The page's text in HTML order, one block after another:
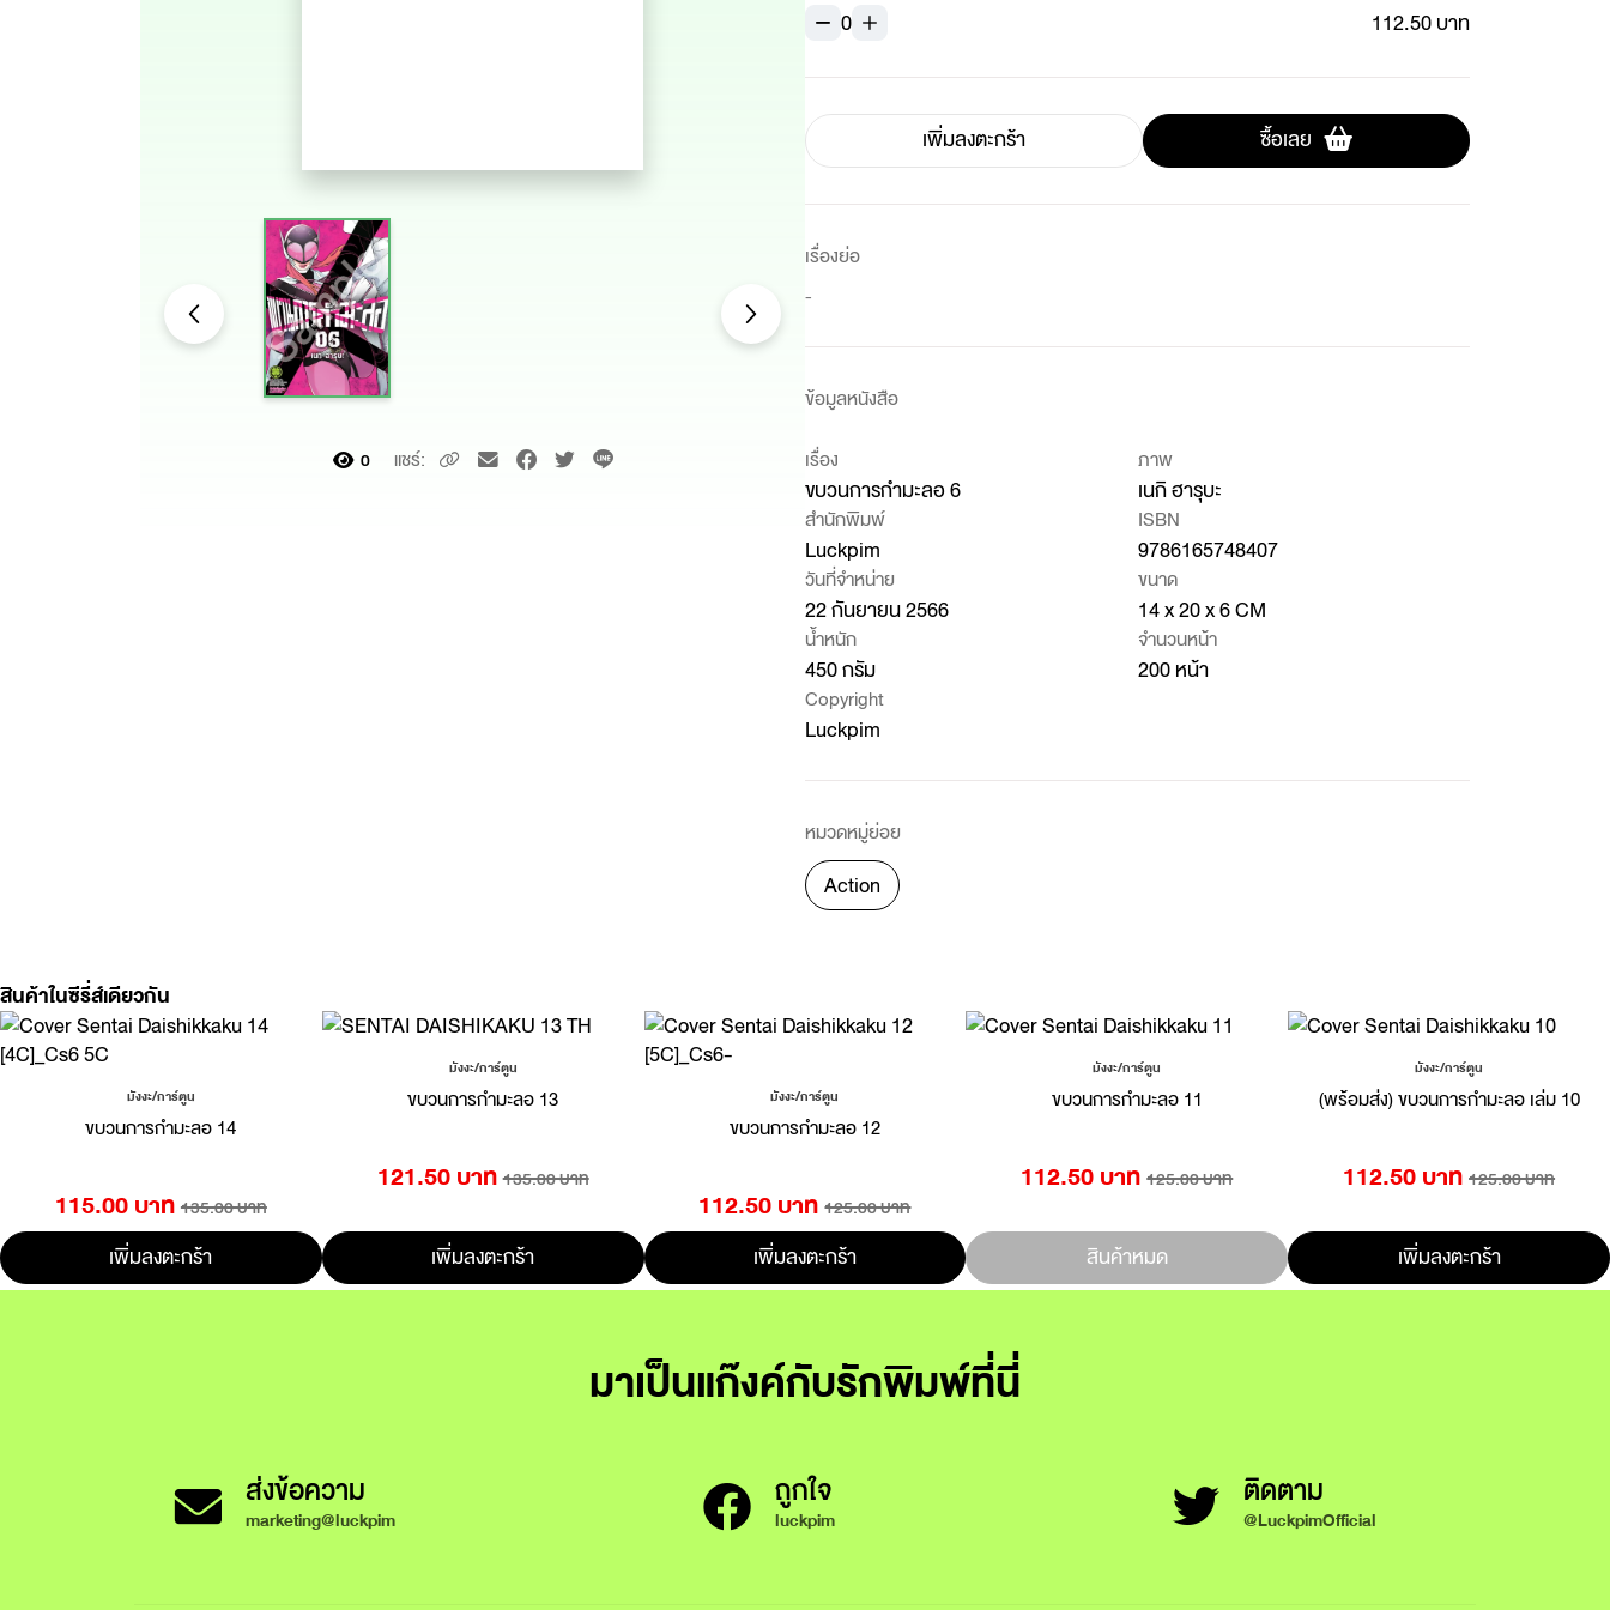
0 แชร์:
0
112.50 บาท
เพิ่มลงตะกร้า ซื้อเลย
เรื่องย่อ
-
ข้อมูลหนังสือ
เรื่อง
ขบวนการกำมะลอ 6
ภาพ
เนกิ ฮารุบะ
สำนักพิมพ์
Luckpim
ISBN
9786165748407
วันที่จำหน่าย
22 กันยายน 2566
ขนาด
14 x 20 x 6 CM
น้ำหนัก
450 กรัม
จำนวนหน้า
200 หน้า
Copyright
Luckpim
หมวดหมู่ย่อย
Action
สินค้าในซีรี่ส์เดียวกัน
มังงะ/การ์ตูน
ขบวนการกำมะลอ 14
115.00 บาท 135.00 บาท
เพิ่มลงตะกร้า
มังงะ/การ์ตูน
ขบวนการกำมะลอ 13
121.50 บาท 135.00 บาท
เพิ่มลงตะกร้า
มังงะ/การ์ตูน
ขบวนการกำมะลอ 12
112.50 บาท 125.00 บาท
เพิ่มลงตะกร้า
มังงะ/การ์ตูน
ขบวนการกำมะลอ 11
112.50 บาท 125.00 บาท
สินค้าหมด
มังงะ/การ์ตูน
(พร้อมส่ง) ขบวนการกำมะลอ เล่ม 10
112.50 บาท 125.00 บาท
เพิ่มลงตะกร้า
มาเป็นแก๊งค์กับรักพิมพ์ที่นี่
ส่งข้อความ
marketing@luckpim
ถูกใจ
luckpim
ติดตาม
@LuckpimOfficial